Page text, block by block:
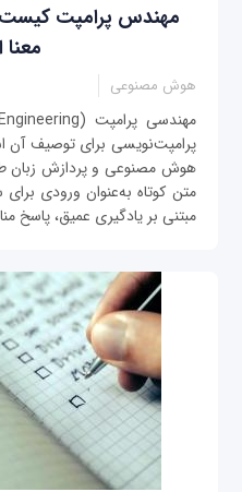
مهندس پرامپت
هوش مصنوعی
پرامپت‌نویسی برای توصیف آن
هوش مصنوعی و پردازش زبان
متن کوتاه به‌عنوان ورودی برای
مبتنی بر یادگیری عمیق، پاسخ